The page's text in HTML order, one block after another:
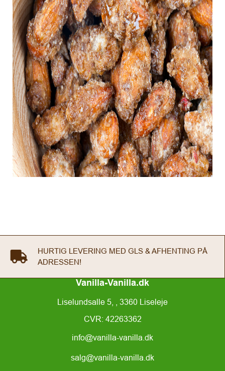
HURTIG LEVERING MED GLS & AFHENTING PÅ
ADRESSEN!
Vanilla-Vanilla.dk
Liselundsalle 5, , 3360 Liseleje
CVR: 42263362
info@vanilla-vanilla.dk
salg@vanilla-vanilla.dk